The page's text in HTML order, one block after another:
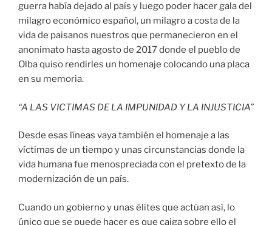
guerra había dejado al país y luego poder hacer gala del
milagro económico español, un milagro a costa de la
vida de paisanos nuestros que permanecieron en el
anonimato hasta agosto de 2017 donde el pueblo de
Olba quiso rendirles un homenaje colocando una placa
en su memoria.
“A LAS VICTIMAS DE LA IMPUNIDAD Y LA INJUSTICIA”
Desde esas líneas vaya también el homenaje a las
víctimas de un tiempo y unas circunstancias donde la
vida humana fue menospreciada con el pretexto de la
modernización de un país.
Cuando un gobierno y unas élites que actúan así, lo
único que se puede hacer es que caiga sobre ello el